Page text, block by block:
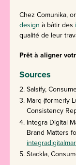
Chez Comunika,
design à bâtir des
qualité de leur
Prêt à aligner
Sources
Salsify,
Marq (formerly
Consistency
Integra Digital
Brand Matters
Stackla,